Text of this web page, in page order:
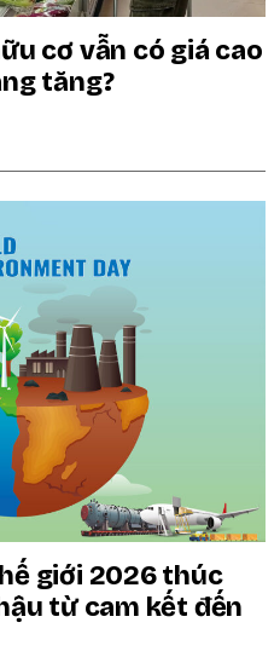
cơ vẫn có giá cao
tăng?
giới 2026 thúc
từ cam kết đến